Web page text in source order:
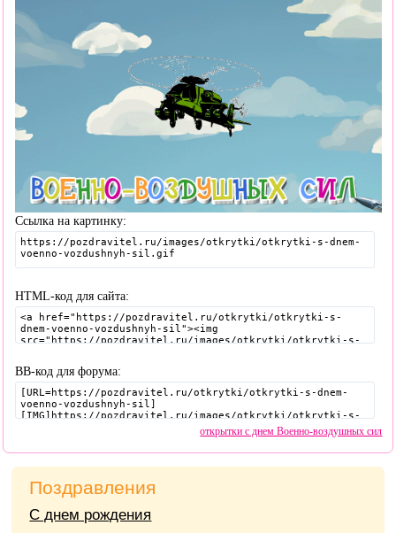
Ссылка на картинку:
HTML-код для сайта:
BB-код для форума:
открытки с днем Военно-воздушных сил
Поздравления
С днем рождения